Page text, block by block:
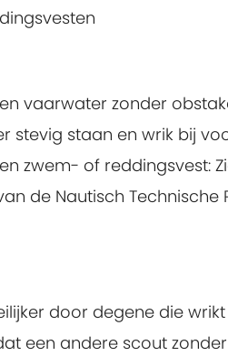
vaarwater zonder
stevig staan en wrik bij
zwem- of reddingsvest:
de Nautisch Technische
door degene die
een andere scout